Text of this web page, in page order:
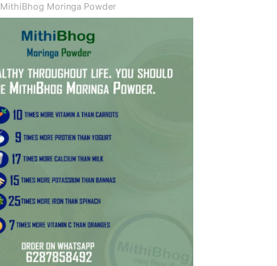
MithiBhog Moringa Powder